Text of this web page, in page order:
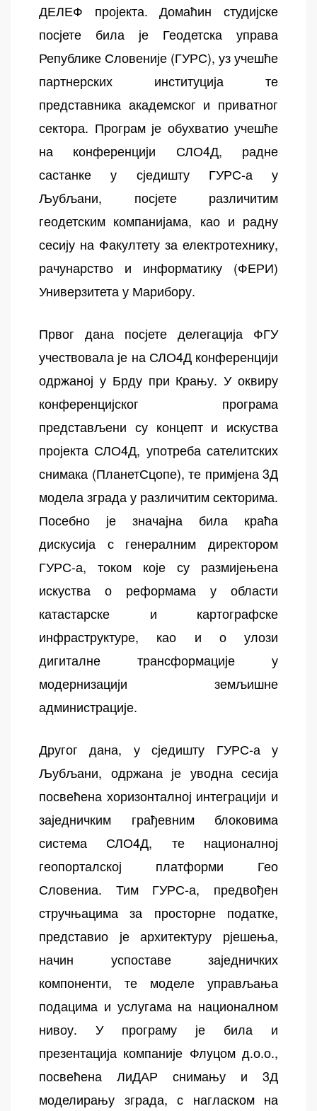
ДЕЛЕФ пројекта. Домаћин студијске
посјете била је Геодетска управа
Републике Словеније (ГУРС), уз учешће
партнерских институција те
представника академског и приватног
сектора. Програм је обухватио учешће
на конференцији СЛО4Д, радне
састанке у сједишту ГУРС-а у
Љубљани, посјете различитим
геодетским компанијама, као и радну
сесију на Факултету за електротехнику,
рачунарство и информатику (ФЕРИ)
Универзитета у Марибору.
Првог дана посјете делегација ФГУ
учествовала је на СЛО4Д конференцији
одржаној у Брду при Крању. У оквиру
конференцијског програма
представљени су концепт и искуства
пројекта СЛО4Д, употреба сателитских
снимака (ПланетСцопе), те примјена 3Д
модела зграда у различитим секторима.
Посебно је значајна била краћа
дискусија с генералним директором
ГУРС-а, током које су размијењена
искуства о реформама у области
катастарске и картографске
инфраструктуре, као и о улози
дигиталне трансформације у
модернизацији земљишне
администрације.
Другог дана, у сједишту ГУРС-а у
Љубљани, одржана је уводна сесија
посвећена хоризонталној интеграцији и
заједничким грађевним блоковима
система СЛО4Д, те националној
геопорталској платформи Гео
Словениа. Тим ГУРС-а, предвођен
стручњацима за просторне податке,
представио је архитектуру рјешења,
начин успоставе заједничких
компоненти, те моделе управљања
подацима и услугама на националном
нивоу. У програму је била и
презентација компаније Флyцом д.о.о.,
посвећена ЛиДАР снимању и 3Д
моделирању зграда, с нагласком на